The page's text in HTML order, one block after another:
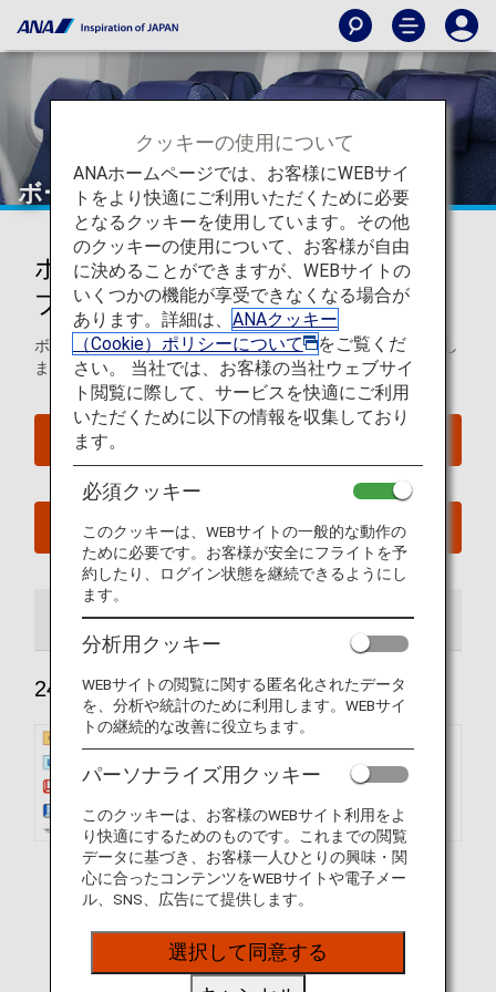
ボーイング787-8（788）
ボーイング787-8 (788)シートマッ
プ
ボーイング787-8 (788)のシートマップについてご案内いたし
ます。
今すぐ予約
240席 184席
240席
クッキーの使用について
ANAホームページでは、お客様にWEBサイ
トをより快適にご利用いただくために必要
となるクッキーを使用しています。その他
のクッキーの使用について、お客様が自由
に決めることができますが、WEBサイトの
いくつかの機能が享受できなくなる場合が
あります。詳細は、 ANAクッキー
（Cookie）ポリシーについて
をご覧くだ
さい。 当社では、お客様の当社ウェブサイ
ト閲覧に際して、サービスを快適にご利用
いただくために以下の情報を収集しており
ます。
必須クッキー
このクッキーは、WEBサイトの一般的な動作の
ために必要です。お客様が安全にフライトを予
約したり、ログイン状態を継続できるようにし
ます。
分析用クッキー
WEBサイトの閲覧に関する匿名化されたデータ
を、分析や統計のために利用します。WEBサイ
トの継続的な改善に役立ちます。
パーソナライズ用クッキー
このクッキーは、お客様のWEBサイト利用をよ
り快適にするためのものです。これまでの閲覧
データに基づき、お客様一人ひとりの興味・関
心に合ったコンテンツをWEBサイトや電子メー
ル、SNS、広告にて提供します。
選択して同意する